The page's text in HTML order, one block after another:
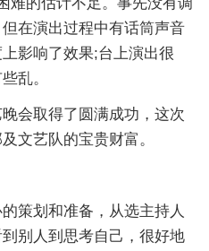
在演出过程中有话筒声音
影响了效果;台上演出很
乱。
取得了圆满成功，这次
文艺队的宝贵财富。
划和准备，从选主持人
别人到思考自己，很好地